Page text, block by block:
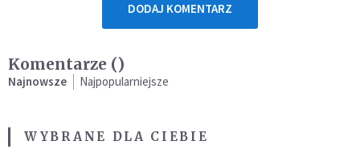
DODAJ KOMENTARZ
Komentarze ()
Najnowsze Najpopularniejsze
WYBRANE DLA CIEBIE